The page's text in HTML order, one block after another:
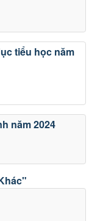
tiểu học năm
năm 2024